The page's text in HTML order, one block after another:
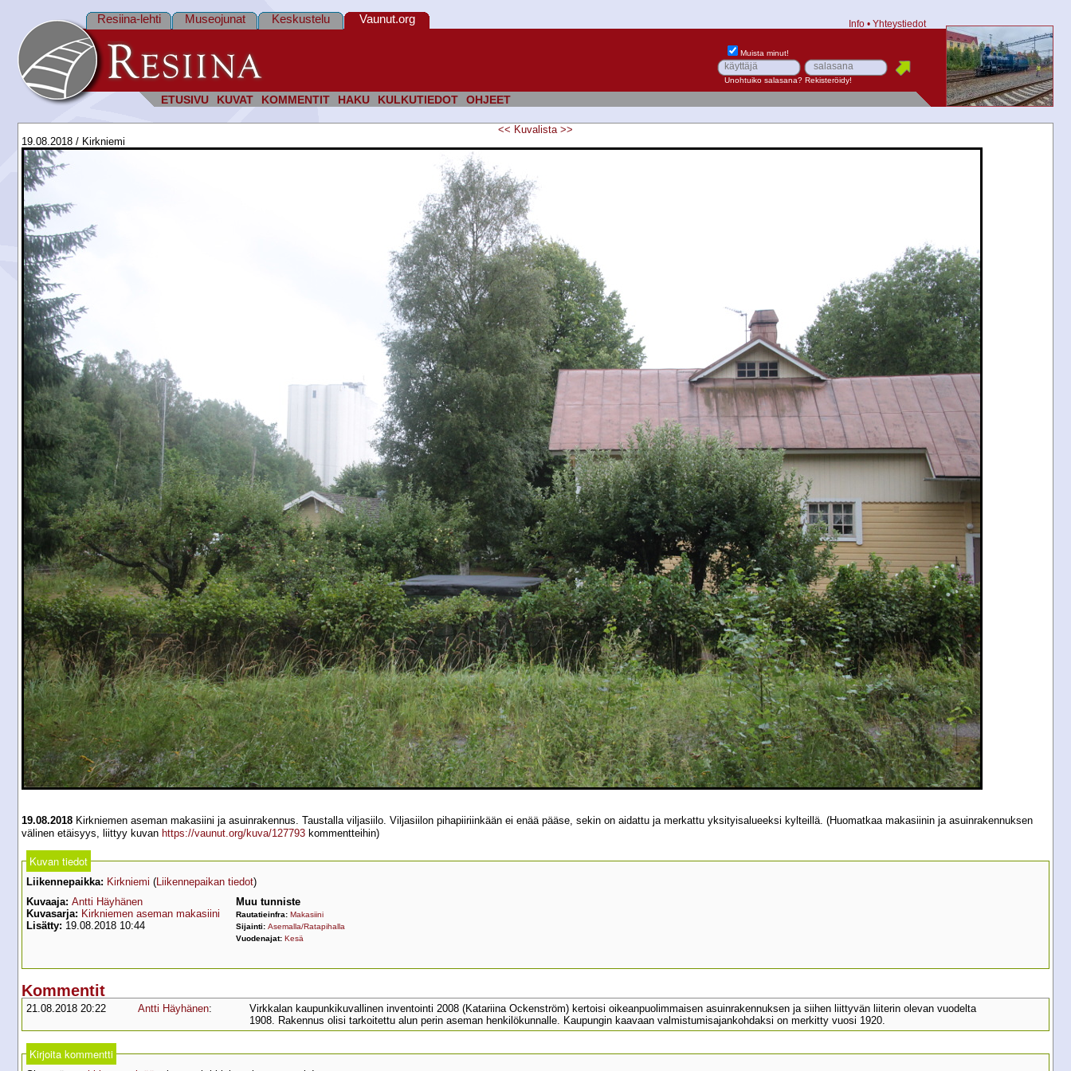
ETUSIVU KUVAT KOMMENTIT HAKU KULKUTIEDOT OHJEET
Resiina-lehti Museojunat Keskustelu Vaunut.org Info • Yhteystiedot
Muista minut!
Unohtuiko salasana? Rekisteröidy!
<< Kuvalista >>
19.08.2018 / Kirkniemi
19.08.2018 Kirkniemen aseman makasiini ja asuinrakennus. Taustalla viljasiilo. Viljasiilon pihapiiriinkään ei enää pääse, sekin on aidattu ja merkattu yksityisalueeksi kylteillä. (Huomatkaa makasiinin ja asuinrakennuksen
välinen etäisyys, liittyy kuvan https://vaunut.org/kuva/127793 kommentteihin)
Kuvan tiedot
Liikennepaikka: Kirkniemi (Liikennepaikan tiedot)
Kuvaaja: Antti Häyhänen
Kuvasarja: Kirkniemen aseman makasiini
Lisätty: 19.08.2018 10:44
Muu tunniste
Rautatieinfra: Makasiini
Sijainti: Asemalla/Ratapihalla
Vuodenajat: Kesä
Kommentit
21.08.2018 20:22 Antti Häyhänen:
Virkkalan kaupunkikuvallinen inventointi 2008 (Katariina Ockenström) kertoisi oikeanpuolimmaisen asuinrakennuksen ja siihen liittyvän liiterin olevan vuodelta
1908. Rakennus olisi tarkoitettu alun perin aseman henkilökunnalle. Kaupungin kaavaan valmistumisajankohdaksi on merkitty vuosi 1920.
Kirjoita kommentti